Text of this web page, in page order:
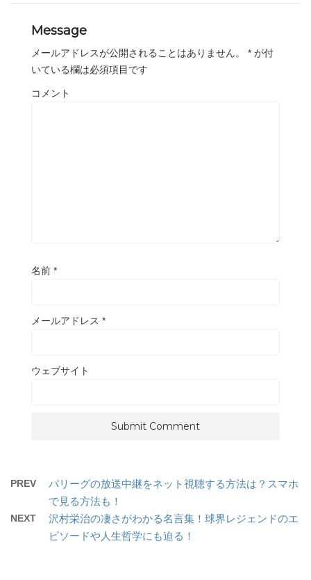
Message
メールアドレスが公開されることはありません。 * が付
いている欄は必須項目です
コメント
名前 *
メールアドレス *
ウェブサイト
PREV
パリーグの放送中継をネット視聴する方法は？スマホ
で見る方法も！
NEXT
沢村栄治の凄さがわかる名言集！球界レジェンドのエ
ピソードや人生哲学にも迫る！